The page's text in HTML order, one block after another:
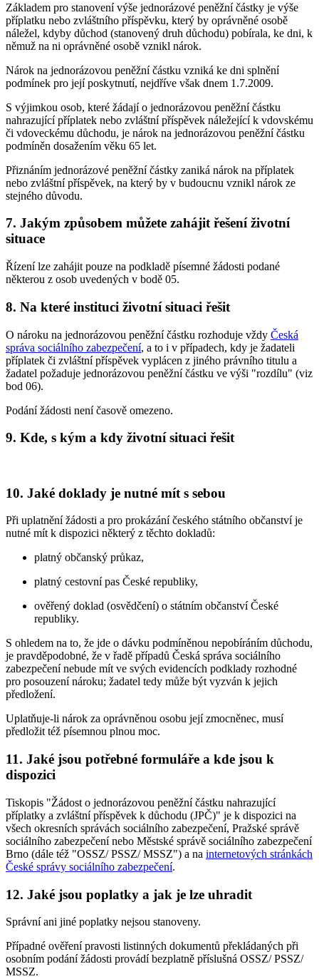
Základem pro stanovení výše jednorázové peněžní částky je výše
příplatku nebo zvláštního příspěvku, který by oprávněné osobě
náležel, kdyby důchod (stanovený druh důchodu) pobírala, ke dni, k
němuž na ni oprávněné osobě vznikl nárok.
Nárok na jednorázovou peněžní částku vzniká ke dni splnění
podmínek pro její poskytnutí, nejdříve však dnem 1.7.2009.
S výjimkou osob, které žádají o jednorázovou peněžní částku
nahrazující příplatek nebo zvláštní příspěvek náležející k vdovskému
či vdoveckému důchodu, je nárok na jednorázovou peněžní částku
podmíněn dosažením věku 65 let.
Přiznáním jednorázové peněžní částky zaniká nárok na příplatek
nebo zvláštní příspěvek, na který by v budoucnu vznikl nárok ze
stejného důvodu.
7. Jakým způsobem můžete zahájit řešení životní
situace
Řízení lze zahájit pouze na podkladě písemné žádosti podané
některou z osob uvedených v bodě 05.
8. Na které instituci životní situaci řešit
O nároku na jednorázovou peněžní částku rozhoduje vždy Česká
správa sociálního zabezpečení, a to i v případech, kdy je žadateli
příplatek či zvláštní příspěvek vyplácen z jiného právního titulu a
žadatel požaduje jednorázovou peněžní částku ve výši "rozdílu" (viz
bod 06).
Podání žádosti není časově omezeno.
9. Kde, s kým a kdy životní situaci řešit
10. Jaké doklady je nutné mít s sebou
Při uplatnění žádosti a pro prokázání českého státního občanství je
nutné mít k dispozici některý z těchto dokladů:
platný občanský průkaz,
platný cestovní pas České republiky,
ověřený doklad (osvědčení) o státním občanství České
republiky.
S ohledem na to, že jde o dávku podmíněnou nepobíráním důchodu,
je pravděpodobné, že v řadě případů Česká správa sociálního
zabezpečení nebude mít ve svých evidencích podklady rozhodné
pro posouzení nároku; žadatel tedy může být vyzván k jejich
předložení.
Uplatňuje-li nárok za oprávněnou osobu její zmocněnec, musí
předložit též písemnou plnou moc.
11. Jaké jsou potřebné formuláře a kde jsou k
dispozici
Tiskopis "Žádost o jednorázovou peněžní částku nahrazující
příplatky a zvláštní příspěvek k důchodu (JPČ)" je k dispozici na
všech okresních správách sociálního zabezpečení, Pražské správě
sociálního zabezpečení nebo Městské správě sociálního zabezpečení
Brno (dále též "OSSZ/ PSSZ/ MSSZ") a na internetových stránkách
České správy sociálního zabezpečení.
12. Jaké jsou poplatky a jak je lze uhradit
Správní ani jiné poplatky nejsou stanoveny.
Případné ověření pravosti listinných dokumentů překládaných při
osobním podání žádosti provádí bezplatně příslušná OSSZ/ PSSZ/
MSSZ.